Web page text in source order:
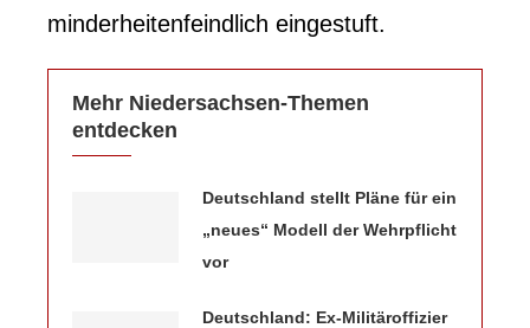
minderheitenfeindlich eingestuft.
Mehr Niedersachsen-Themen
entdecken
Deutschland stellt Pläne für ein
„neues“ Modell der Wehrpflicht
vor
Deutschland: Ex-Militäroffizier